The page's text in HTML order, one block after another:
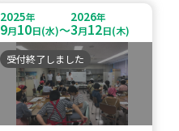
2025年
9月10日(水)～
2026年
3月12日(木)
受付終了しました